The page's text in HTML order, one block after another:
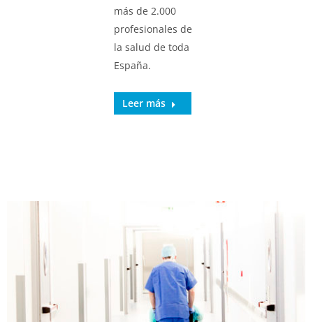
más de 2.000
profesionales de
la salud de toda
España.
Leer más